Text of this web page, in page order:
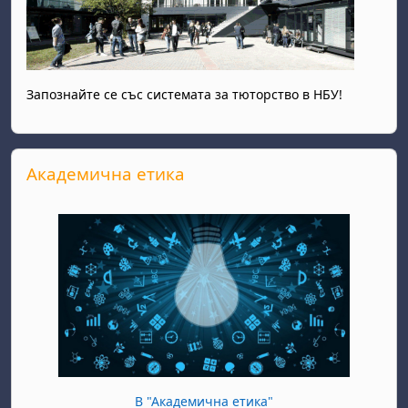
Запознайте се със системата за тюторство в НБУ!
Passer Академична етика
Академична етика
В "Академична етика"